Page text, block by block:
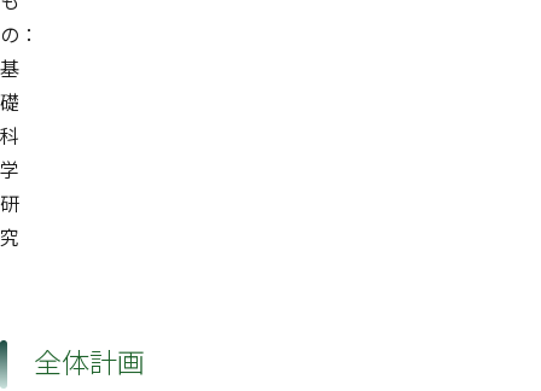
の：
基
礎
科
学
研
究
全体計画